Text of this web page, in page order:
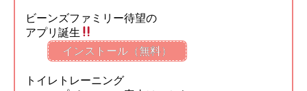
ビーンズファミリー待望の
アプリ誕生
インストール（無料）
トイレトレーニング